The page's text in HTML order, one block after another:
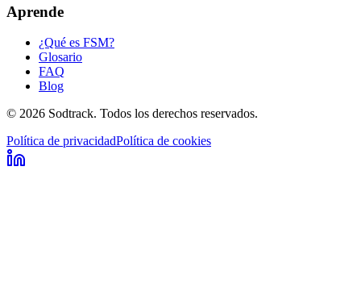
Aprende
¿Qué es FSM?
Glosario
FAQ
Blog
© 2026 Sodtrack. Todos los derechos reservados.
Política de privacidadPolítica de cookies